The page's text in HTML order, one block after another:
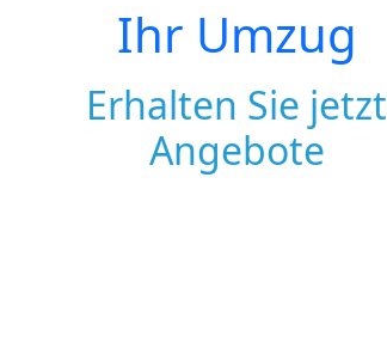
Ihr Umzug
Erhalten Sie jetzt
Angebote